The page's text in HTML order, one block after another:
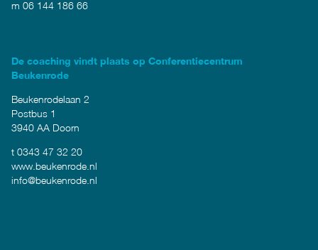
m 06 144 186 66
De coaching vindt plaats op Conferentiecentrum
Beukenrode
Beukenrodelaan 2
Postbus 1
3940 AA Doorn
t 0343 47 32 20
www.beukenrode.nl
info@beukenrode.nl